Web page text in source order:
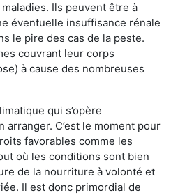
Ils peuvent être à
éventuelle insuffisance rénale
le pire des cas de la peste.
couvrant leur corps
à cause des nombreuses
qui s’opère
C’est le moment pour
favorables comme les
où les conditions sont bien
de la nourriture à volonté et
Il est donc primordial de